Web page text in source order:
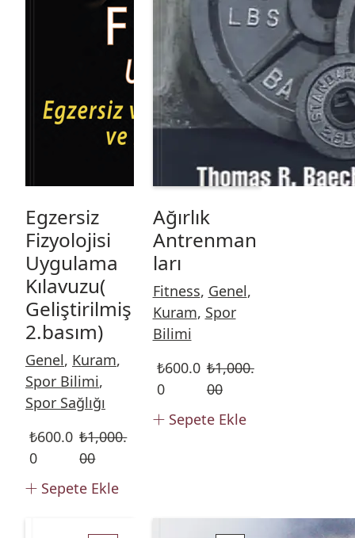
Egzersiz
Fizyolojisi
Uygulama
Kılavuzu(
Geliştirilmiş
2.basım)
Genel, Kuram,
Spor Bilimi,
Spor Sağlığı
₺1,000.
00
₺600.0
0
Sepete Ekle
Ağırlık
Antrenman
ları
Fitness, Genel,
Kuram, Spor
Bilimi
₺1,000.
00
₺600.0
0
Sepete Ekle